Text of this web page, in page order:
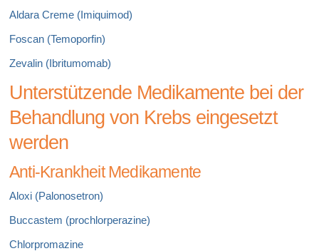
Aldara Creme (Imiquimod)
Foscan (Temoporfin)
Zevalin (Ibritumomab)
Unterstützende Medikamente bei der
Behandlung von Krebs eingesetzt
werden
Anti-Krankheit Medikamente
Aloxi (Palonosetron)
Buccastem (prochlorperazine)
Chlorpromazine